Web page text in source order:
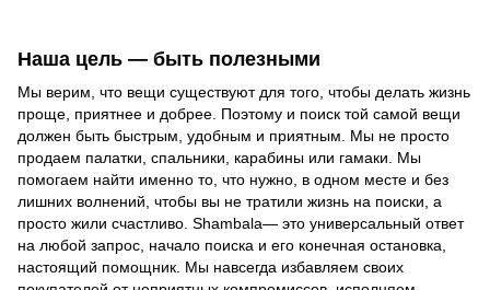
Наша цель — быть полезными
Мы верим, что вещи существуют для того, чтобы делать жизнь
проще, приятнее и добрее. Поэтому и поиск той самой вещи
должен быть быстрым, удобным и приятным. Мы не просто
продаем палатки, спальники, карабины или гамаки. Мы
помогаем найти именно то, что нужно, в одном месте и без
лишних волнений, чтобы вы не тратили жизнь на поиски, а
просто жили счастливо. Shambala— это универсальный ответ
на любой запрос, начало поиска и его конечная остановка,
настоящий помощник. Мы навсегда избавляем своих